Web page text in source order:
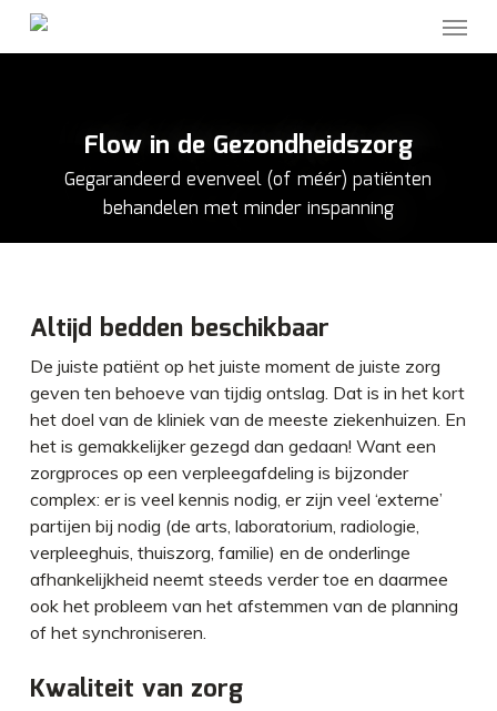
Skip
Menu
Flow in de Gezondheidszorg
Gegarandeerd evenveel (of méér) patiënten
behandelen met minder inspanning
Altijd bedden beschikbaar
De juiste patiënt op het juiste moment de juiste zorg
geven ten behoeve van tijdig ontslag. Dat is in het kort
het doel van de kliniek van de meeste ziekenhuizen. En
het is gemakkelijker gezegd dan gedaan! Want een
zorgproces op een verpleegafdeling is bijzonder
complex: er is veel kennis nodig, er zijn veel ‘externe’
partijen bij nodig (de arts, laboratorium, radiologie,
verpleeghuis, thuiszorg, familie) en de onderlinge
afhankelijkheid neemt steeds verder toe en daarmee
ook het probleem van het afstemmen van de planning
of het synchroniseren.
Kwaliteit van zorg